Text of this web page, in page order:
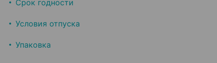
Срок годности
Условия отпуска
Упаковка